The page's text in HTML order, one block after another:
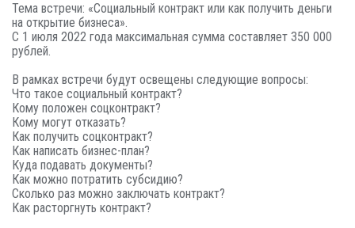
Тема встречи: «Социальный контракт или как получить деньги
на открытие бизнеса».
​С​ 1​ июля 2022​ года максимальная сумма​ составляет​ 350​ 000​
рублей.​
В рамках встречи будут освещены следующие вопросы:
Что такое социальный контракт?
Кому положен соцконтракт?
Кому могут отказать?
Как получить соцконтракт?
Как написать бизнес-план?
Куда подавать документы?
Как можно потратить субсидию?
Сколько раз можно заключать контракт?
Как расторгнуть контракт?